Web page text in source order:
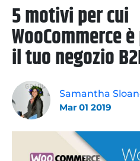
5 motivi per cui
WooCommerce
il tuo negozio
Samantha
Mar 01 2019